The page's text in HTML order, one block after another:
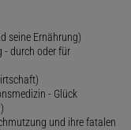
seine Ernährung)
- durch oder für
- Glück
und ihre fatalen